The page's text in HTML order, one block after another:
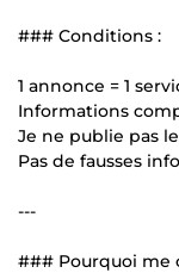
### Conditions :
1 annonce = 1
Informations
Je ne publie pas
Pas de fausses
---
### Pourquoi me